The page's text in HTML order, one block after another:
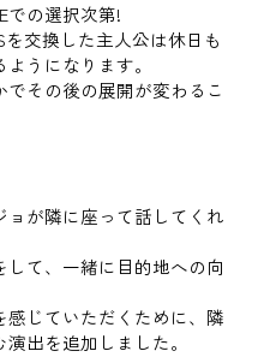
での選択次第!
交換した主人公は休日も
うになります。
その後の展開が変わるこ
が隣に座って話してくれ
て、一緒に目的地への向
じていただくために、隣
出を追加しました。